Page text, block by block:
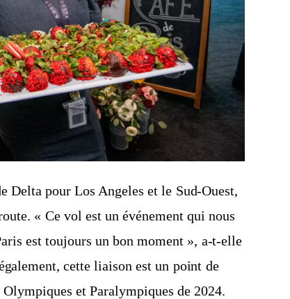
Delta pour Los Angeles et le Sud-Ouest,
« Ce vol est un événement qui nous
est toujours un bon moment », a-t-elle
cette liaison est un point de
et Paralympiques de 2024.